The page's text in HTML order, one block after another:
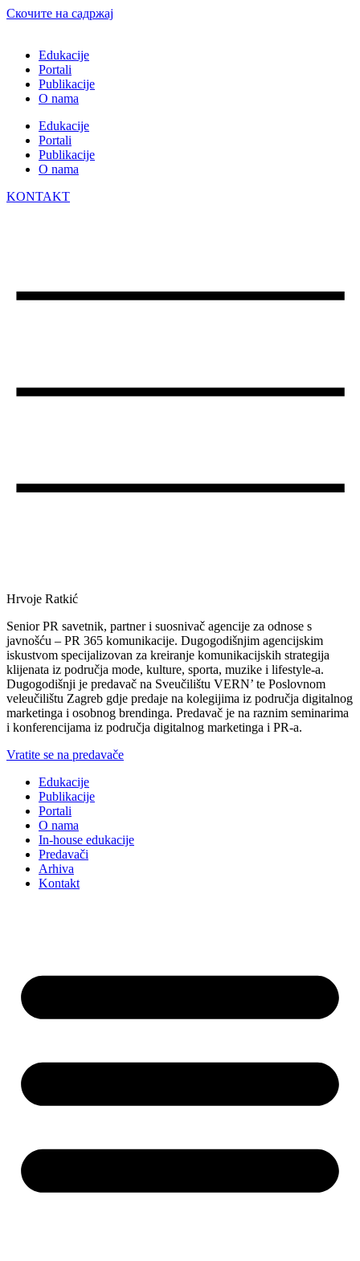
Скочите на садржај
Edukacije
Portali
Publikacije
O nama
Edukacije
Portali
Publikacije
O nama
KONTAKT
Hrvoje Ratkić
Senior PR savetnik, partner i suosnivač agencije za odnose s
javnošću – PR 365 komunikacije. Dugogodišnjim agencijskim
iskustvom specijalizovan za kreiranje komunikacijskih strategija
klijenata iz područja mode, kulture, sporta, muzike i lifestyle-a.
Dugogodišnji je predavač na Sveučilištu VERN’ te Poslovnom
veleučilištu Zagreb gdje predaje na kolegijima iz područja digitalnog
marketinga i osobnog brendinga. Predavač je na raznim seminarima
i konferencijama iz područja digitalnog marketinga i PR-a.
Vratite se na predavače
Edukacije
Publikacije
Portali
O nama
In-house edukacije
Predavači
Arhiva
Kontakt